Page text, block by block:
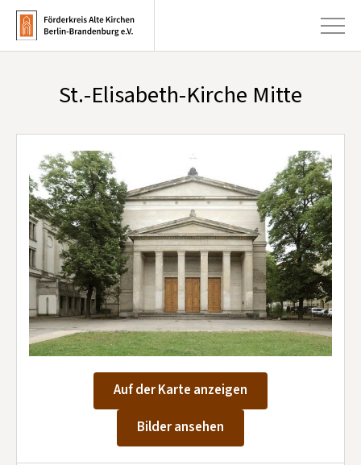
Infobrief abonnieren
Kirchen +
Publikationen +
Kunst & Kultur +
Förderung & Spenden +
Über uns +
St.-Elisabeth-Kirche Mitte
Auf der Karte anzeigen
Bilder ansehen